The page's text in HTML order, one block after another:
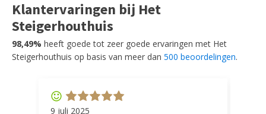
Klantervaringen bij Het
Steigerhouthuis
98,49% heeft goede tot zeer goede ervaringen met Het
Steigerhouthuis op basis van meer dan 500 beoordelingen.
9 juli 2025